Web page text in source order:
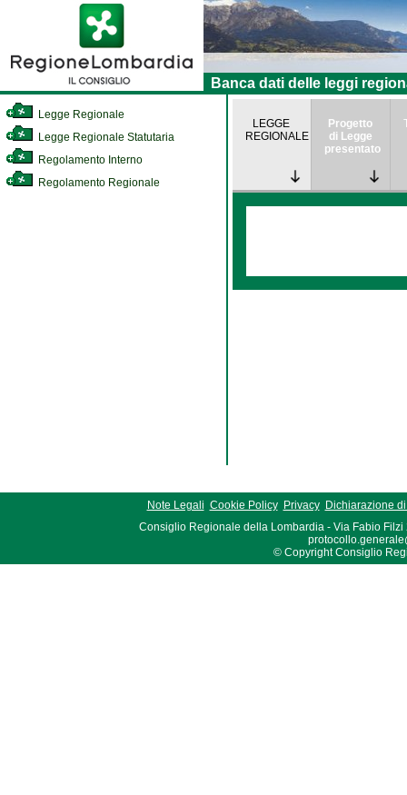
Banca dati delle leggi
Legge Regionale
Legge Regionale Statutaria
Regolamento Interno
Regolamento Regionale
LEGGE
REGIONALE
Progetto
di Legge
presentato
Note Legali Cookie Policy Privacy
Dichiarazione
Consiglio Regionale della Lombardia - Via Fabio Filzi
© Copyright Consiglio